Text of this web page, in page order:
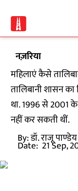
नज़रिया
महिलाएं कैसे
तालिबानी शासन
था. 1996 से 2001
नहीं कर सकती थीं.
By:डॉ. राजू पाण्डेय
Date: 21 Sep,